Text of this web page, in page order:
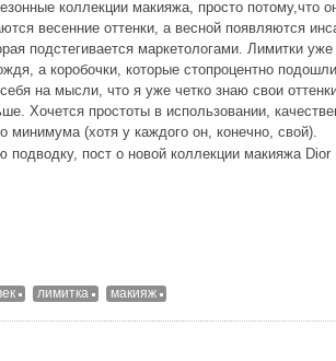
коллекции макияжа, просто потому,что
весенние оттенки, а весной появляются
подстегивается маркетологами. Лимитки
а коробочки, которые стопроцентно
на мысли, что я уже четко знаю свои
Хочется простоты в использовании,
минимума (хотя у каждого он, конечно, свой).
пост о новой коллекции макияжа Dior
лимитка макияж